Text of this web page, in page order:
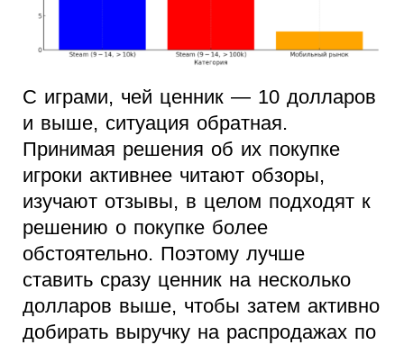
С играми, чей ценник — 10 долларов
и выше, ситуация обратная.
Принимая решения об их покупке
игроки активнее читают обзоры,
изучают отзывы, в целом подходят к
решению о покупке более
обстоятельно. Поэтому лучше
ставить сразу ценник на несколько
долларов выше, чтобы затем активно
добирать выручку на распродажах по